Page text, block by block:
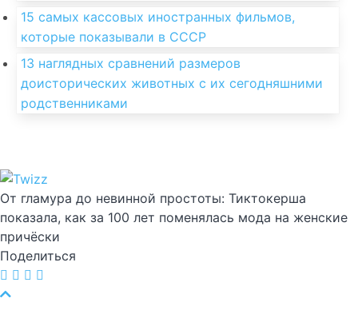
15 самых кассовых иностранных фильмов,
которые показывали в СССР
13 наглядных сравнений размеров
доисторических животных с их сегодняшними
родственниками
От гламура до невинной простоты: Тиктокерша
показала, как за 100 лет поменялась мода на женские
причёски
Поделиться